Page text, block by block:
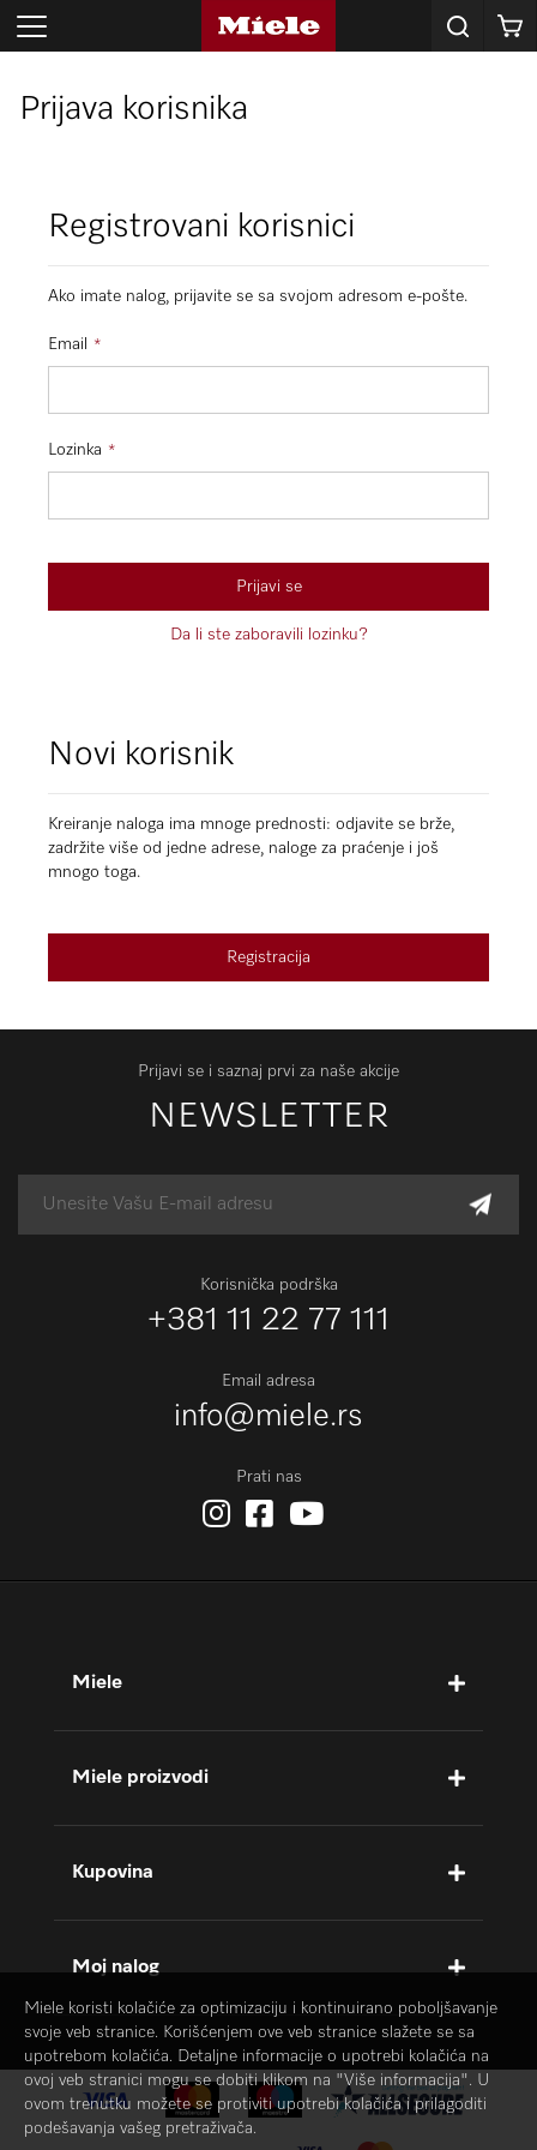
Korpa
Prijava korisnika
Registrovani korisnici
Ako imate nalog, prijavite se sa svojom adresom e-pošte.
Email
Lozinka
Prijavi se
Da li ste zaboravili lozinku?
Novi korisnik
Kreiranje naloga ima mnoge prednosti: odjavite se brže,
zadržite više od jedne adrese, naloge za praćenje i još
mnogo toga.
Registracija
Prijavi se i saznaj prvi za naše akcije
NEWSLETTER
Korisnička podrška
+381 11 22 77 111
Email adresa
info@miele.rs
Prati nas
Miele
Miele proizvodi
Kupovina
Moj nalog
Miele koristi kolačiće za optimizaciju i kontinuirano poboljšavanje
svoje veb stranice. Korišćenjem ove veb stranice slažete se sa
upotrebom kolačića. Detaljne informacije o upotrebi kolačića na
ovoj veb stranici mogu se dobiti klikom na "Više informacija". U
ovom trenutku možete se protiviti upotrebi kolačića i prilagoditi
podešavanja vašeg pretraživača.